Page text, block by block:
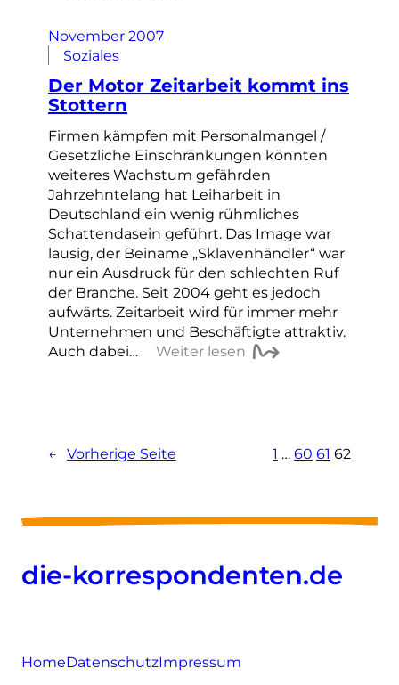
November 2007
Soziales
Der Motor Zeitarbeit kommt ins
Stottern
Firmen kämpfen mit Personalmangel /
Gesetzliche Einschränkungen könnten
weiteres Wachstum gefährden
Jahrzehntelang hat Leiharbeit in
Deutschland ein wenig rühmliches
Schattendasein geführt. Das Image war
lausig, der Beiname „Sklavenhändler“ war
nur ein Ausdruck für den schlechten Ruf
der Branche. Seit 2004 geht es jedoch
aufwärts. Zeitarbeit wird für immer mehr
Unternehmen und Beschäftigte attraktiv.
Auch dabei…
Weiter lesen
← Vorherige Seite 1 … 60 61 62
die-korrespondenten.de
HomeDatenschutzImpressum